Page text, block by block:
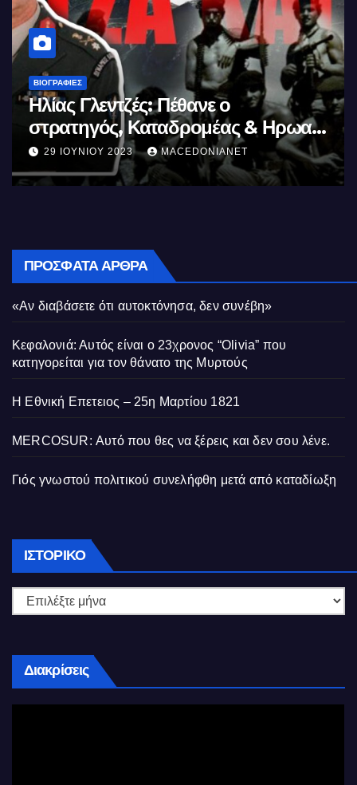
ΒΙΟΓΡΑΦΊΕΣ
Μέγας Αλέξανδρος: Ο μέγιστος των
Ελλήνων
11 ΙΟΥΝΊΟΥ 2023 MACEDONIANET
ΠΡΌΣΦΑΤΑ ΆΡΘΡΑ
«Αν διαβάσετε ότι αυτοκτόνησα, δεν συνέβη»
Κεφαλονιά: Αυτός είναι ο 23χρονος “Olivia” που
κατηγορείται για τον θάνατο της Μυρτούς
Η Εθνική Επετειος – 25η Μαρτίου 1821
MERCOSUR: Αυτό που θες να ξέρεις και δεν σου λένε.
Γιός γνωστού πολιτικού συνελήφθη μετά από καταδίωξη
ΙΣΤΟΡΙΚΌ Ιστορικό
Διακρίσεις